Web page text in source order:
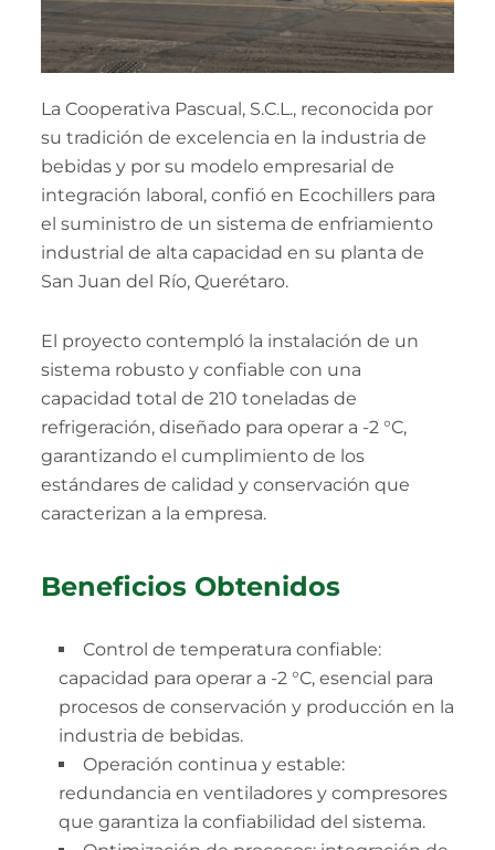
La Cooperativa Pascual, S.C.L., reconocida por
su tradición de excelencia en la industria de
bebidas y por su modelo empresarial de
integración laboral, confió en Ecochillers para
el suministro de un sistema de enfriamiento
industrial de alta capacidad en su planta de
San Juan del Río, Querétaro.
El proyecto contempló la instalación de un
sistema robusto y confiable con una
capacidad total de 210 toneladas de
refrigeración, diseñado para operar a -2 °C,
garantizando el cumplimiento de los
estándares de calidad y conservación que
caracterizan a la empresa.
Beneficios Obtenidos
Control de temperatura confiable:
capacidad para operar a -2 °C, esencial para
procesos de conservación y producción en la
industria de bebidas.
Operación continua y estable:
redundancia en ventiladores y compresores
que garantiza la confiabilidad del sistema.